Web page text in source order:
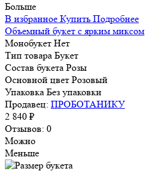
Больше
В избранное Купить Подробнее
Объемный букет с ярким миксом
Монобукет Нет
Тип товара Букет
Состав букета Розы
Основной цвет Розовый
Упаковка Без упаковки
Продавец: ПРОБОТАНИКУ
2 840 ₽
Отзывов: 0
Можно
Меньше